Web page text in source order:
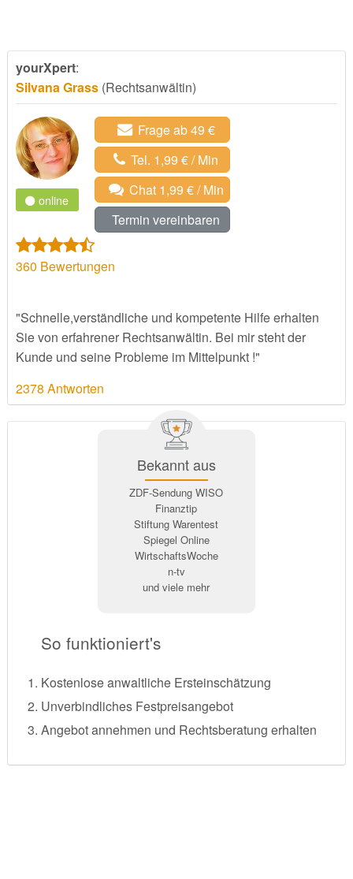
yourXpert:
Silvana Grass(Rechtsanwältin)
online
Frage ab 49 €
Tel. 1,99 € / Min
Chat 1,99 € / Min
Termin vereinbaren
360 Bewertungen
"Schnelle,verständliche und kompetente Hilfe erhalten
Sie von erfahrener Rechtsanwältin. Bei mir steht der
Kunde und seine Probleme im Mittelpunkt !"
2378 Antworten
Bekannt aus
ZDF-Sendung WISO
Finanztip
Stiftung Warentest
Spiegel Online
WirtschaftsWoche
n-tv
und viele mehr
So funktioniert's
Kostenlose anwaltliche Ersteinschätzung
Unverbindliches Festpreisangebot
Angebot annehmen und Rechtsberatung erhalten